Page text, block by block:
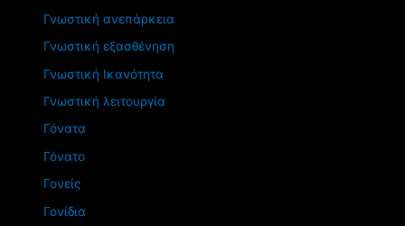
Γνωστική ανεπάρκεια
Γνωστική εξασθένηση
Γνωστική Ικανότητα
Γνωστική λειτουργία
Γόνατα
Γόνατο
Γονείς
Γονίδια